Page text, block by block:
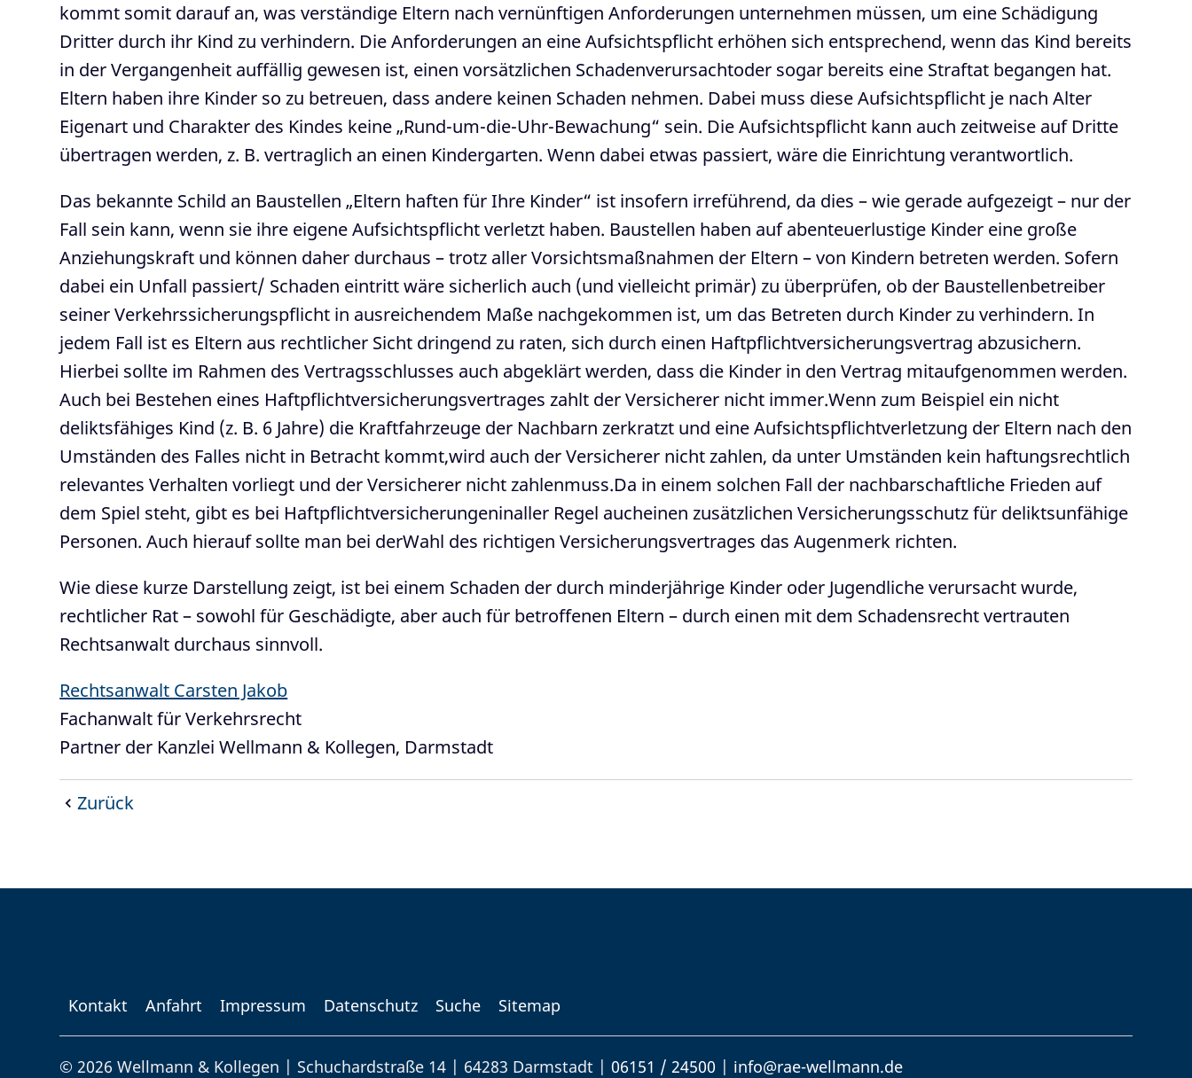
kommt somit darauf an, was verständige Eltern nach vernünftigen Anforderungen unternehmen müssen, um eine Schädigung
Dritter durch ihr Kind zu verhindern. Die Anforderungen an eine Aufsichtspflicht erhöhen sich entsprechend, wenn das Kind bereits
in der Vergangenheit auffällig gewesen ist, einen vorsätzlichen Schadenverursachtoder sogar bereits eine Straftat begangen hat.
Eltern haben ihre Kinder so zu betreuen, dass andere keinen Schaden nehmen. Dabei muss diese Aufsichtspflicht je nach Alter
Eigenart und Charakter des Kindes keine „Rund-um-die-Uhr-Bewachung“ sein. Die Aufsichtspflicht kann auch zeitweise auf Dritte
übertragen werden, z. B. vertraglich an einen Kindergarten. Wenn dabei etwas passiert, wäre die Einrichtung verantwortlich.
Das bekannte Schild an Baustellen „Eltern haften für Ihre Kinder“ ist insofern irreführend, da dies – wie gerade aufgezeigt – nur der
Fall sein kann, wenn sie ihre eigene Aufsichtspflicht verletzt haben. Baustellen haben auf abenteuerlustige Kinder eine große
Anziehungskraft und können daher durchaus – trotz aller Vorsichtsmaßnahmen der Eltern – von Kindern betreten werden. Sofern
dabei ein Unfall passiert/ Schaden eintritt wäre sicherlich auch (und vielleicht primär) zu überprüfen, ob der Baustellenbetreiber
seiner Verkehrssicherungspflicht in ausreichendem Maße nachgekommen ist, um das Betreten durch Kinder zu verhindern. In
jedem Fall ist es Eltern aus rechtlicher Sicht dringend zu raten, sich durch einen Haftpflichtversicherungsvertrag abzusichern.
Hierbei sollte im Rahmen des Vertragsschlusses auch abgeklärt werden, dass die Kinder in den Vertrag mitaufgenommen werden.
Auch bei Bestehen eines Haftpflichtversicherungsvertrages zahlt der Versicherer nicht immer.Wenn zum Beispiel ein nicht
deliktsfähiges Kind (z. B. 6 Jahre) die Kraftfahrzeuge der Nachbarn zerkratzt und eine Aufsichtspflichtverletzung der Eltern nach den
Umständen des Falles nicht in Betracht kommt,wird auch der Versicherer nicht zahlen, da unter Umständen kein haftungsrechtlich
relevantes Verhalten vorliegt und der Versicherer nicht zahlenmuss.Da in einem solchen Fall der nachbarschaftliche Frieden auf
dem Spiel steht, gibt es bei Haftpflichtversicherungeninaller Regel aucheinen zusätzlichen Versicherungsschutz für deliktsunfähige
Personen. Auch hierauf sollte man bei derWahl des richtigen Versicherungsvertrages das Augenmerk richten.
Wie diese kurze Darstellung zeigt, ist bei einem Schaden der durch minderjährige Kinder oder Jugendliche verursacht wurde,
rechtlicher Rat – sowohl für Geschädigte, aber auch für betroffenen Eltern – durch einen mit dem Schadensrecht vertrauten
Rechtsanwalt durchaus sinnvoll.
Rechtsanwalt Carsten Jakob
Fachanwalt für Verkehrsrecht
Partner der Kanzlei Wellmann & Kollegen, Darmstadt
Zurück
Kontakt Anfahrt Impressum Datenschutz Suche Sitemap
© 2026 Wellmann & Kollegen | Schuchardstraße 14 | 64283 Darmstadt |06151 / 24500 | info@rae-wellmann.de